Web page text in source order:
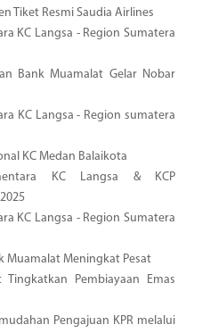
Tiket Resmi Saudia Airlines
KC Langsa - Region Sumatera
Bank Muamalat Gelar Nobar
KC Langsa - Region sumatera
KC Medan Balaikota
KC Langsa & KCP
KC Langsa - Region Sumatera
Muamalat Meningkat Pesat
Pembiayaan Emas
Pengajuan KPR melalui